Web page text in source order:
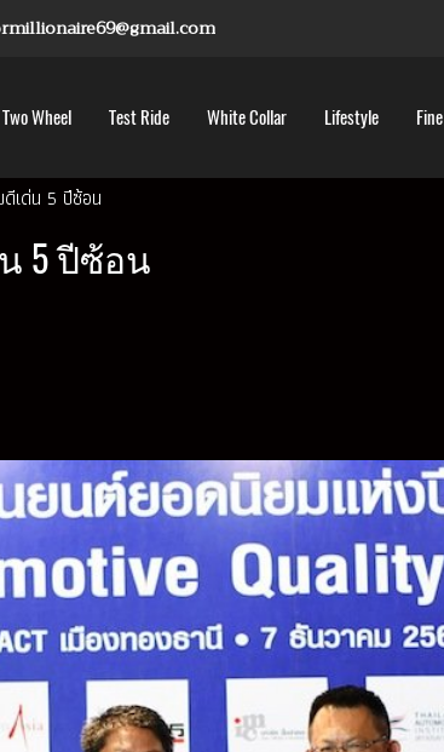
Two Wheel Test Ride White Collar Lifestyle
เด่น 5 ปีซ้อน
5 ปีซ้อน